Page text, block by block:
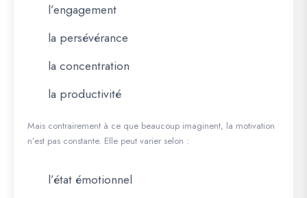
l’engagement
la persévérance
la concentration
la productivité
Mais contrairement à ce que beaucoup imaginent, la motivation
n’est pas constante. Elle peut varier selon :
l’état émotionnel